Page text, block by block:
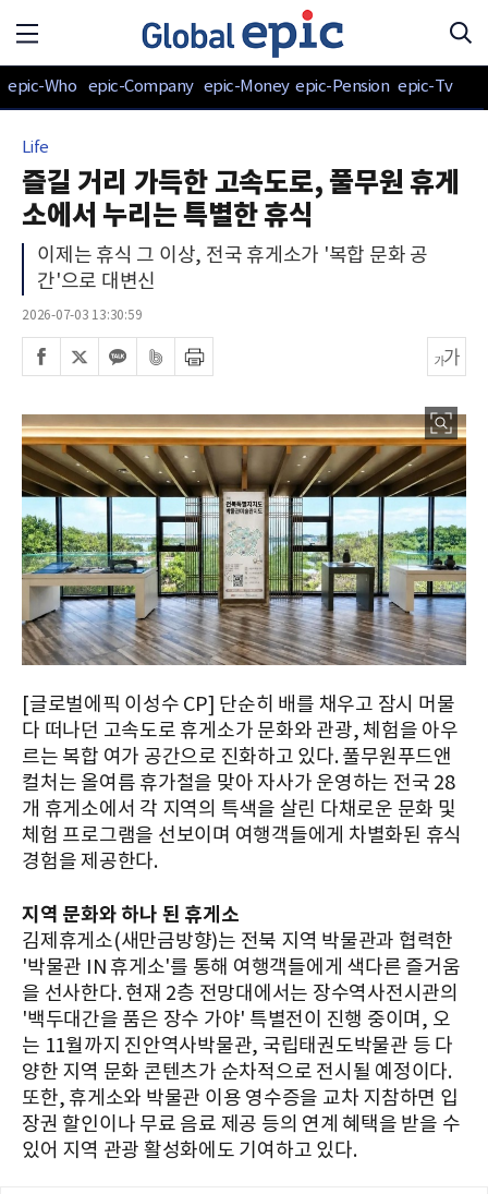
epic-Who epic-Company epic-Money epic-Pension epic-Tv
Life
즐길 거리 가득한 고속도로, 풀무원 휴게
소에서 누리는 특별한 휴식
이제는 휴식 그 이상, 전국 휴게소가 '복합 문화 공
간'으로 대변신
2026-07-03 13:30:59
[글로벌에픽 이성수 CP] 단순히 배를 채우고 잠시 머물
다 떠나던 고속도로 휴게소가 문화와 관광, 체험을 아우
르는 복합 여가 공간으로 진화하고 있다. 풀무원푸드앤
컬처는 올여름 휴가철을 맞아 자사가 운영하는 전국 28
개 휴게소에서 각 지역의 특색을 살린 다채로운 문화 및
체험 프로그램을 선보이며 여행객들에게 차별화된 휴식
경험을 제공한다.
지역 문화와 하나 된 휴게소
김제휴게소(새만금방향)는 전북 지역 박물관과 협력한
'박물관 IN 휴게소'를 통해 여행객들에게 색다른 즐거움
을 선사한다. 현재 2층 전망대에서는 장수역사전시관의
'백두대간을 품은 장수 가야' 특별전이 진행 중이며, 오
는 11월까지 진안역사박물관, 국립태권도박물관 등 다
양한 지역 문화 콘텐츠가 순차적으로 전시될 예정이다.
또한, 휴게소와 박물관 이용 영수증을 교차 지참하면 입
장권 할인이나 무료 음료 제공 등의 연계 혜택을 받을 수
있어 지역 관광 활성화에도 기여하고 있다.